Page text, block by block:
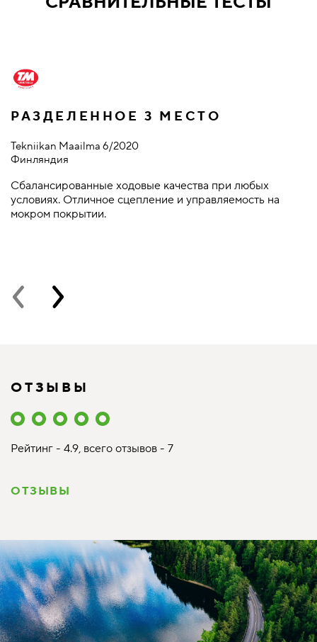
РАЗДЕЛЕННОЕ 3 МЕСТО
Tekniikan Maailma 6/2020
Финляндия
Сбалансированные ходовые качества при любых
условиях. Отличное сцепление и управляемость на
мокром покрытии.
ОТЗЫВЫ
Рейтинг - 4.9, всего отзывов - 7
ОТЗЫВЫ